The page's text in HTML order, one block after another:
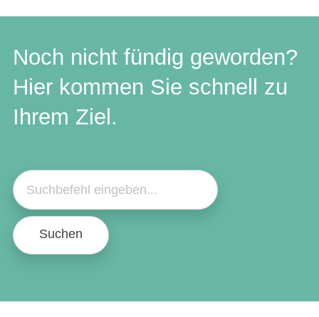
Noch nicht fündig geworden?
Hier kommen Sie schnell zu
Ihrem Ziel.
Suchen